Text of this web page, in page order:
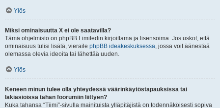
Ylös
Miksi ominaisuutta X ei ole saatavilla?
Tämä ohjelmisto on phpBB Limitedin kirjoittama ja lisensoima. Jos uskot, että
ominaisuus tulisi lisätä, vieraile phpBB ideakeskuksessa, jossa voit äänestää
olemassa olevia ideoita tai lähettää uuden.
Ylös
Keneen minun tulee olla yhteydessä väärinkäytöstapauksissa tai
lakiasioissa tähän foorumiin liittyen?
Kuka tahansa “Tiimi”-sivulla mainituista ylläpitäjistä on todennäköisesti sopiva